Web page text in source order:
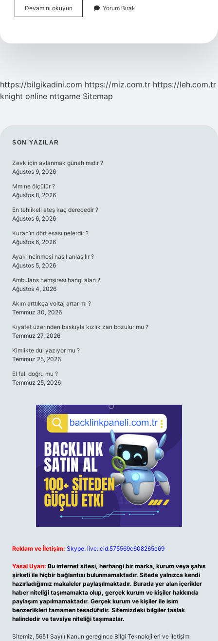
Devamını okuyun
Agustosta
Ne
Yorum Bırak
https://bilgikadini.com https://miz.com.tr https://leh.com.tr
knight online nttgame Sitemap
SIDEBAR
SON YAZILAR
Zevk için avlanmak günah mıdır ?
Ağustos 9, 2026
Mm ne ölçülür ?
Ağustos 8, 2026
En tehlikeli ateş kaç derecedir ?
Ağustos 6, 2026
Kur’an’ın dört esası nelerdir ?
Ağustos 6, 2026
Ayak incinmesi nasıl anlaşılır ?
Ağustos 5, 2026
Ambulans hemşiresi hangi alan ?
Ağustos 4, 2026
Akım arttıkça voltaj artar mı ?
Temmuz 30, 2026
Kıyafet üzerinden baskıyla kızlık zarı bozulur mu ?
Temmuz 27, 2026
Kimlikte dul yazıyor mu ?
Temmuz 25, 2026
El falı doğru mu ?
Temmuz 25, 2026
Reklam ve İletişim: Skype: live:.cid.575569c608265c69
Yasal Uyarı: Bu internet sitesi, herhangi bir marka, kurum veya şahıs
şirketi ile hiçbir bağlantısı bulunmamaktadır. Sitede yalnızca kendi
hazırladığımız makaleler paylaşılmaktadır. Burada yer alan içerikler
haber niteliği taşımamakta olup, gerçek kurum ve kişiler hakkında
paylaşım yapılmamaktadır. Gerçek kurum ve kişiler ile isim
benzerlikleri tamamen tesadüfidir. Sitemizdeki bilgiler taslak
halindedir ve tavsiye niteliği taşımazlar.
Sitemiz, 5651 Sayılı Kanun gereğince Bilgi Teknolojileri ve İletişim